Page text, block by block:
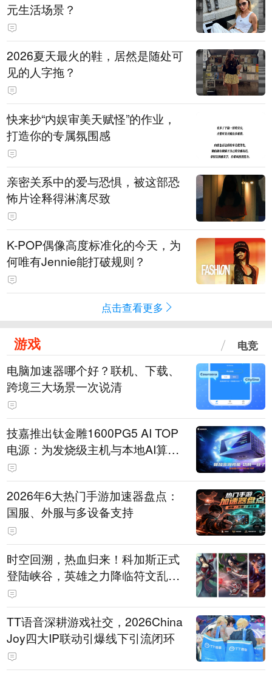
元生活场景？
2026夏天最火的鞋，居然是随处可
见的人字拖？
快来抄“内娱审美天赋怪”的作业，
打造你的专属氛围感
亲密关系中的爱与恐惧，被这部恐
怖片诠释得淋漓尽致
K-POP偶像高度标准化的今天，为
何唯有Jennie能打破规则？
点击查看更多
游戏 电竞
电脑加速器哪个好？联机、下载、
跨境三大场景一次说清
技嘉推出钛金雕1600PG5 AI TOP
电源：为发烧级主机与本地AI算力
打造旗舰供电方案
2026年6大热门手游加速器盘点：
国服、外服与多设备支持
时空回溯，热血归来！科加斯正式
登陆峡谷，英雄之力降临符文乱
斗！
TT语音深耕游戏社交，2026China
Joy四大IP联动引爆线下引流闭环